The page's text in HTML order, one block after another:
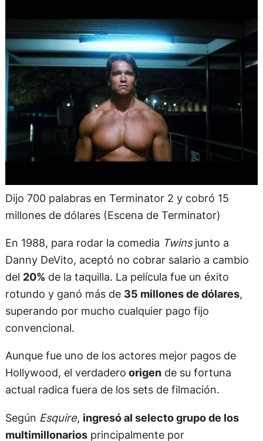
Dijo 700 palabras en Terminator 2 y cobró 15
millones de dólares (Escena de Terminator)
En 1988, para rodar la comedia Twinsjunto a
Danny DeVito, aceptó no cobrar salario a cambio
del 20% de la taquilla. La película fue un éxito
rotundo y ganó más de 35 millones de dólares,
superando por mucho cualquier pago fijo
convencional.
Aunque fue uno de los actores mejor pagos de
Hollywood, el verdadero origende su fortuna
actual radica fuera de los sets de filmación.
Según Esquire, ingresó al selecto grupo de los
multimillonariosprincipalmente por